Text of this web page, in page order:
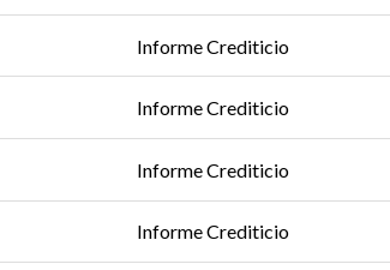
Informe Crediticio
Informe Crediticio
Informe Crediticio
Informe Crediticio